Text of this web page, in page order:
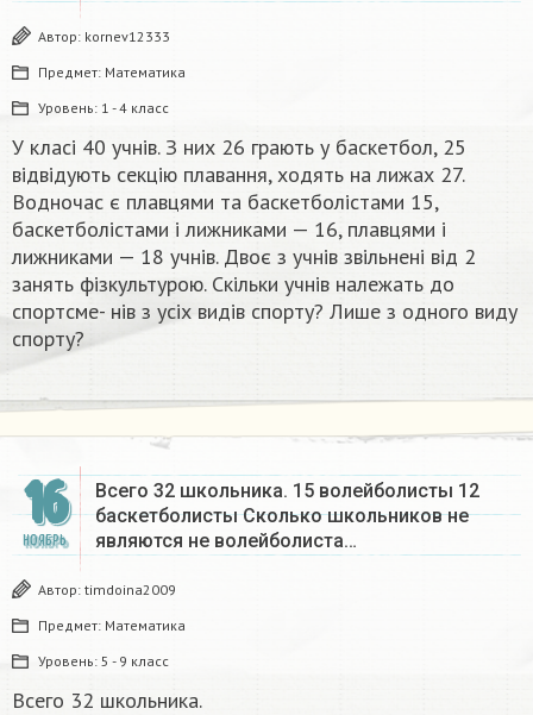
Автор: kornev12333
Предмет: Математика
Уровень: 1 - 4 класс
У класі 40 учнів. З них 26 грають у баскетбол, 25
відвідують секцію плавання, ходять на лижах 27.
Водночас є плавцями та баскетболістами 15,
баскетболістами і лижниками — 16, плавцями і
лижниками — 18 учнів. Двоє з учнів звільнені від 2
занять фізкультурою. Скільки учнів належать до
спортсме- нів з усіх видів спорту? Лише з одного виду
спорту? ​
16
НОЯБРЬ
Всего 32 школьника. 15 волейболисты 12
баскетболисты Сколько школьников не
являются не волейболиста…
Автор: timdoina2009
Предмет: Математика
Уровень: 5 - 9 класс
Всего 32 школьника.